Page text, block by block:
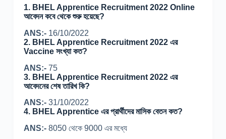
1. BHEL Apprentice Recruitment 2022 Online
আবেদন কবে থেকে শুরু হয়েছে?
ANS:- 16/10/2022
2. BHEL Apprentice Recruitment 2022 এর
Vaccine সংখ্যা কত?
ANS:-75
3. BHEL Apprentice Recruitment 2022 এর
আবেদনের শেষ তারিখ কি?
ANS:- 31/10/2022
4. BHEL Apprentice এর প্রার্থীদের মাসিক বেতন কত?
ANS:-8050 থেকে 9000 এর মধ্যে